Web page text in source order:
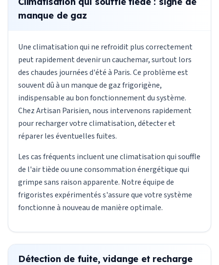
manque de gaz
Une climatisation qui ne refroidit plus correctement
peut rapidement devenir un cauchemar, surtout lors
des chaudes journées d'été à Paris. Ce problème est
souvent dû à un manque de gaz frigorigène,
indispensable au bon fonctionnement du système.
Chez Artisan Parisien, nous intervenons rapidement
pour recharger votre climatisation, détecter et
réparer les éventuelles fuites.
Les cas fréquents incluent une climatisation qui souffle
de l'air tiède ou une consommation énergétique qui
grimpe sans raison apparente. Notre équipe de
frigoristes expérimentés s'assure que votre système
fonctionne à nouveau de manière optimale.
Détection de fuite, vidange et recharge